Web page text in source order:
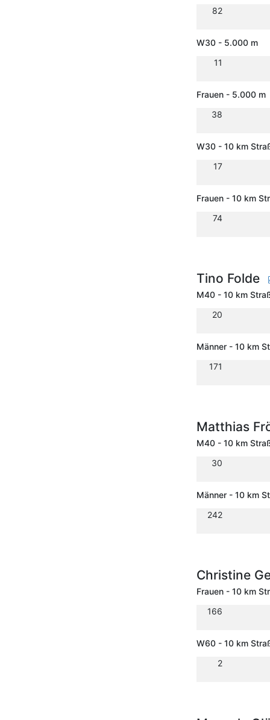
82
W30 - 5.000 m
11
Frauen - 5.000 m
38
W30 - 10 km
17
Frauen - 10 km
74
Tino Folde
M40 - 10 km
20
Männer - 10 km
171
Matthias
M40 - 10 km
30
Männer - 10 km
242
Christine
Frauen - 10 km
166
W60 - 10 km
2